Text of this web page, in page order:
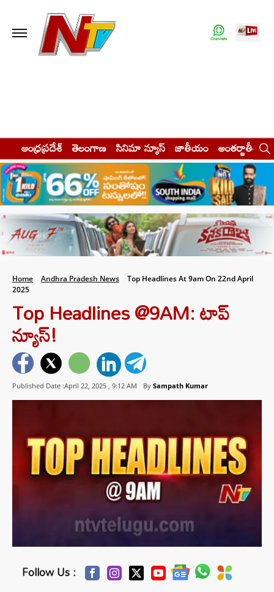
ఆంధ్రప్రదేశ్ తెలంగాణ సినిమా న్యూస్ జాతీయం అంతర్జాతీయం
Home Andhra Pradesh News
Top Headlines At 9am On 22nd April
2025
Top Headlines @9AM: టాప్‌
న్యూస్‌!
Published Date :April 22, 2025 , 9:12 AM By Sampath Kumar
Follow Us :